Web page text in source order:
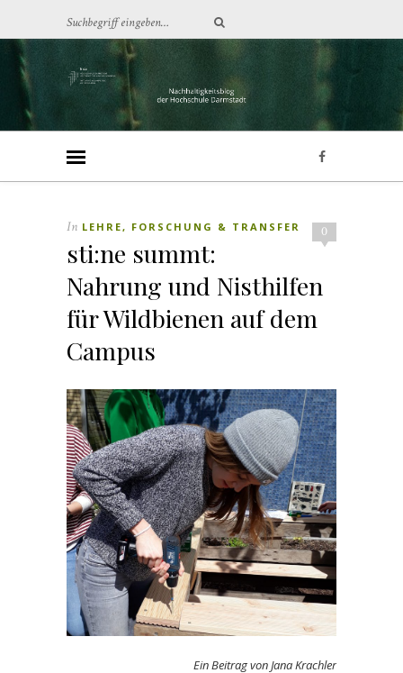
0
In LEHRE, FORSCHUNG & TRANSFER
sti:ne summt:
Nahrung und Nisthilfen
für Wildbienen auf dem
Campus
Ein Beitrag von Jana Krachler